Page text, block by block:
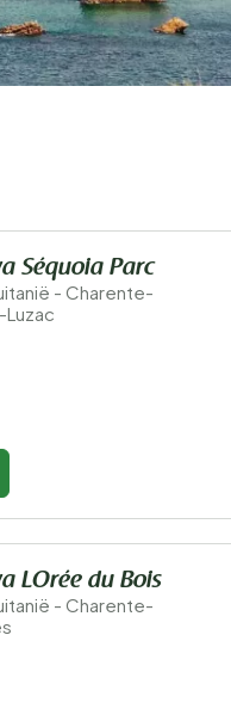
Séquoia Parc
- Charente-
LOrée du Bois
- Charente-